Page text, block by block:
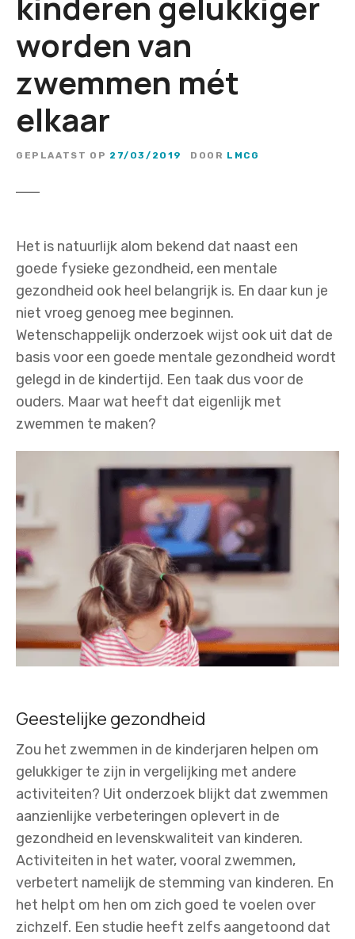
worden van
zwemmen mét
elkaar
GEPLAATST OP 27/03/2019 DOOR LMCG
Het is natuurlijk alom bekend dat naast een
goede fysieke gezondheid, een mentale
gezondheid ook heel belangrijk is. En daar kun je
niet vroeg genoeg mee beginnen.
Wetenschappelijk onderzoek wijst ook uit dat de
basis voor een goede mentale gezondheid wordt
gelegd in de kindertijd. Een taak dus voor de
ouders. Maar wat heeft dat eigenlijk met
zwemmen te maken?
Geestelijke gezondheid
Zou het zwemmen in de kinderjaren helpen om
gelukkiger te zijn in vergelijking met andere
activiteiten? Uit onderzoek blijkt dat zwemmen
aanzienlijke verbeteringen oplevert in de
gezondheid en levenskwaliteit van kinderen.
Activiteiten in het water, vooral zwemmen,
verbetert namelijk de stemming van kinderen. En
het helpt om hen om zich goed te voelen over
zichzelf. Een studie heeft zelfs aangetoond dat